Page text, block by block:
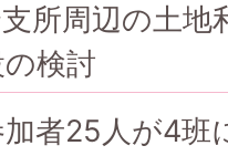
所周辺の土地
検討
者25人が4班